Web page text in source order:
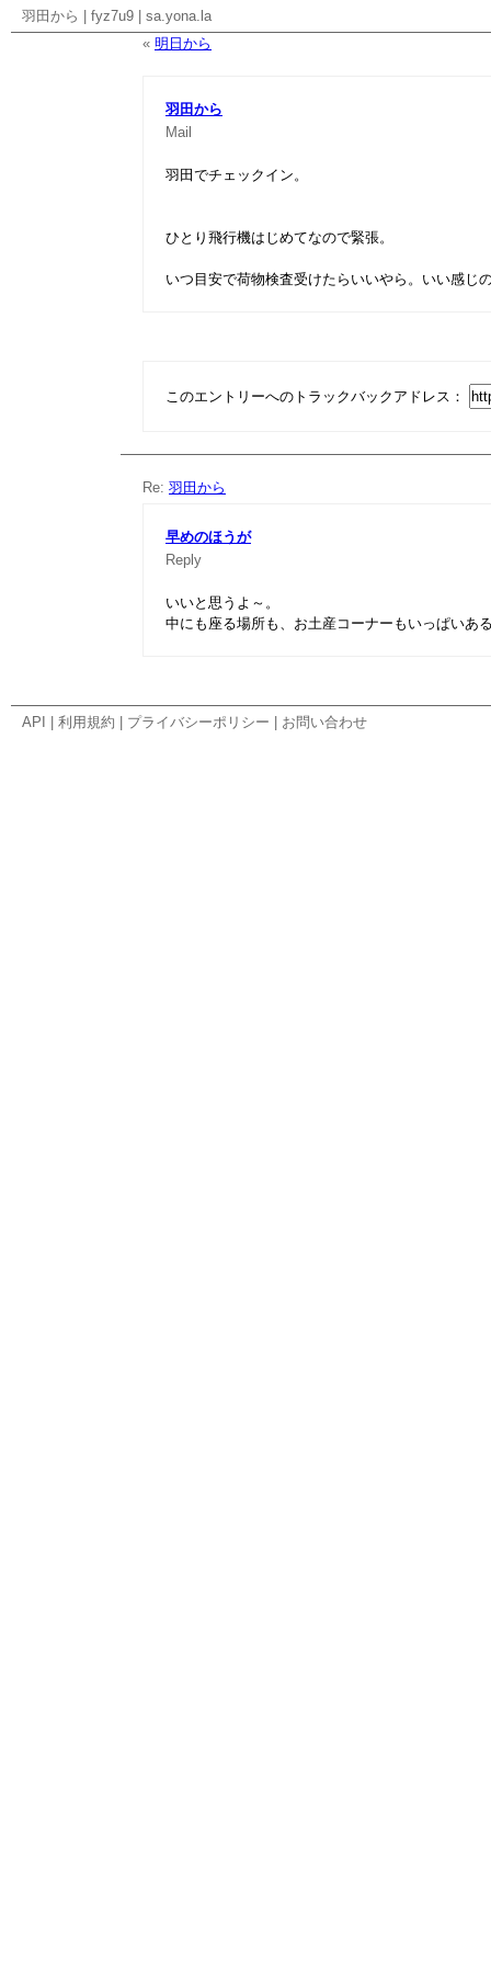
羽田から fyz7u9
sa.yona.la
« 明日から
羽田から
Mail
羽田でチェックイン。
ひとり飛行機はじめてなので緊張。
いつ目安で荷物検査受けたらいいやら。いい感じ
このエントリーへのトラックバックアドレス：
Re: 羽田から
早めのほうが
Reply
いいと思うよ～。
中にも座る場所も、お土産コーナーもいっぱいあ
API 利用規約 プライバシーポリシー お問い合わせ